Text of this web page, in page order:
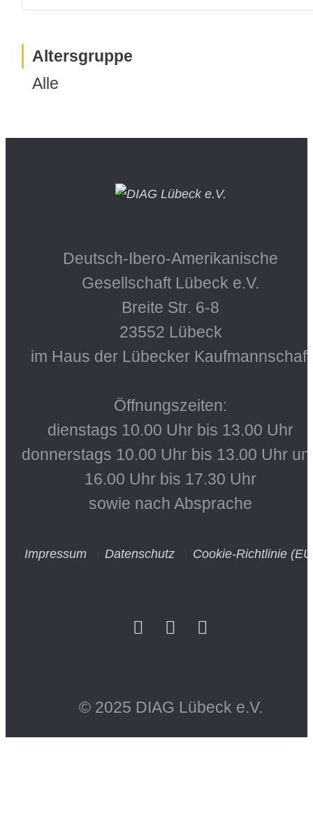
Altersgruppe
Alle
Deutsch-Ibero-Amerikanische
Gesellschaft Lübeck e.V.
Breite Str. 6-8
23552 Lübeck
im Haus der Lübecker Kaufmannschaft
Öffnungszeiten:
dienstags 10.00 Uhr bis 13.00 Uhr
donnerstags 10.00 Uhr bis 13.00 Uhr
16.00 Uhr bis 17.30 Uhr
sowie nach Absprache
Impressum Datenschutz Cookie-Richtlinie
© 2025 DIAG Lübeck e.V.